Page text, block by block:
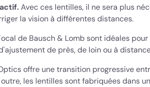
Avec ces lentilles, il ne sera plus
la vision à différentes distances.
de Bausch & Lomb sont idéales
de près, de loin ou à
offre une transition progressive
les lentilles sont fabriquées dans